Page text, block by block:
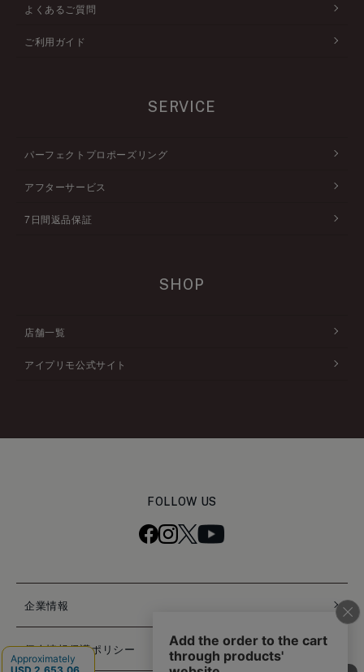
よくあるご質問
ご利用ガイド
SERVICE
パーフェクトプロポーズリング
アフターサービス
7日間返品保証
SHOP
店舗一覧
アイプリモ公式サイト
FOLLOW US
企業情報
個人情報保護ポリシー